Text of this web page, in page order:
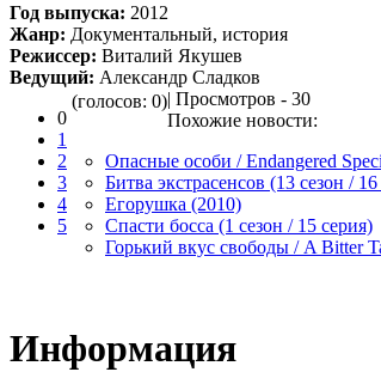
Год выпуска: 2012
Жанр: Документальный, история
Режиссер: Виталий Якушев
Ведущий: Александр Сладков
0
1
2
3
4
5
(голосов: 0)| Просмотров - 30
Похожие новости:
Опасные особи / Endangered
Битва экстрасенсов (13 сезон /
Егорушка (2010)
Спасти босса (1 сезон / 15 серия)
Горький вкус свободы / A Bitter
Информация